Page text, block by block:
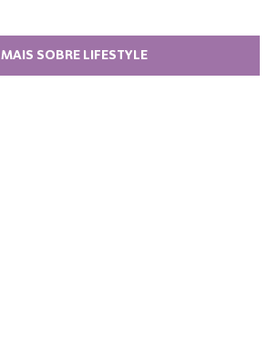
MAIS SOBRE LIFESTYLE